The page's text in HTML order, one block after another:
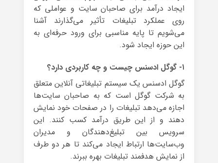
ایجاد درآمد برای صاحبان سایت و عواملی که
روی عملکرد تبلیغات تأثیر می‌گذارند آشنا
می‌شویم تا پایه مناسبی برای ورود حرفه‌ای به
این حوزه ایجاد شود.
۱- گوگل ادسنس چیست و چه کاربردی دارد؟
گوگل ادسنس یک سیستم تبلیغاتی آنلاین متعلق
به شرکت گوگل است که به صاحبان سایت‌ها
اجازه می‌دهد تبلیغات را در صفحات خود نمایش
دهند و از این طریق درآمد کسب کنند. این
سرویس بین تبلیغ‌دهندگان و مدیران
وب‌سایت‌ها ارتباط ایجاد می‌کند تا هر دو طرف
از نمایش هدفمند تبلیغات بهره ببرند.